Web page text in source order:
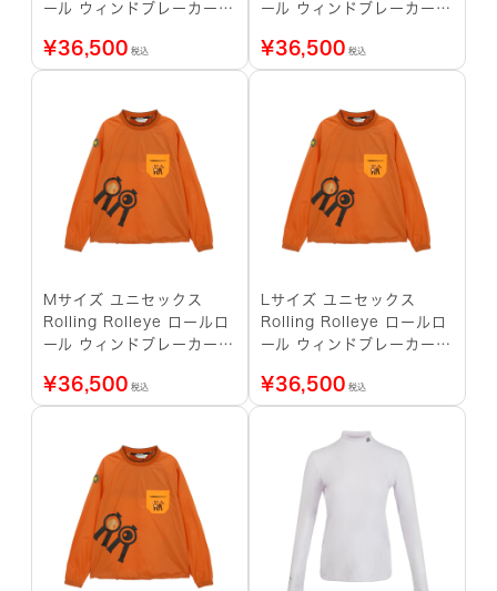
ール ウィンドブレーカー
¥36,500 税込
ール ウィンドブレーカー
¥36,500 税込
Mサイズ ユニセックス
Rolling Rolleye ロールロ
ール ウィンドブレーカー
¥36,500 税込
Lサイズ ユニセックス
Rolling Rolleye ロールロ
ール ウィンドブレーカー
¥36,500 税込